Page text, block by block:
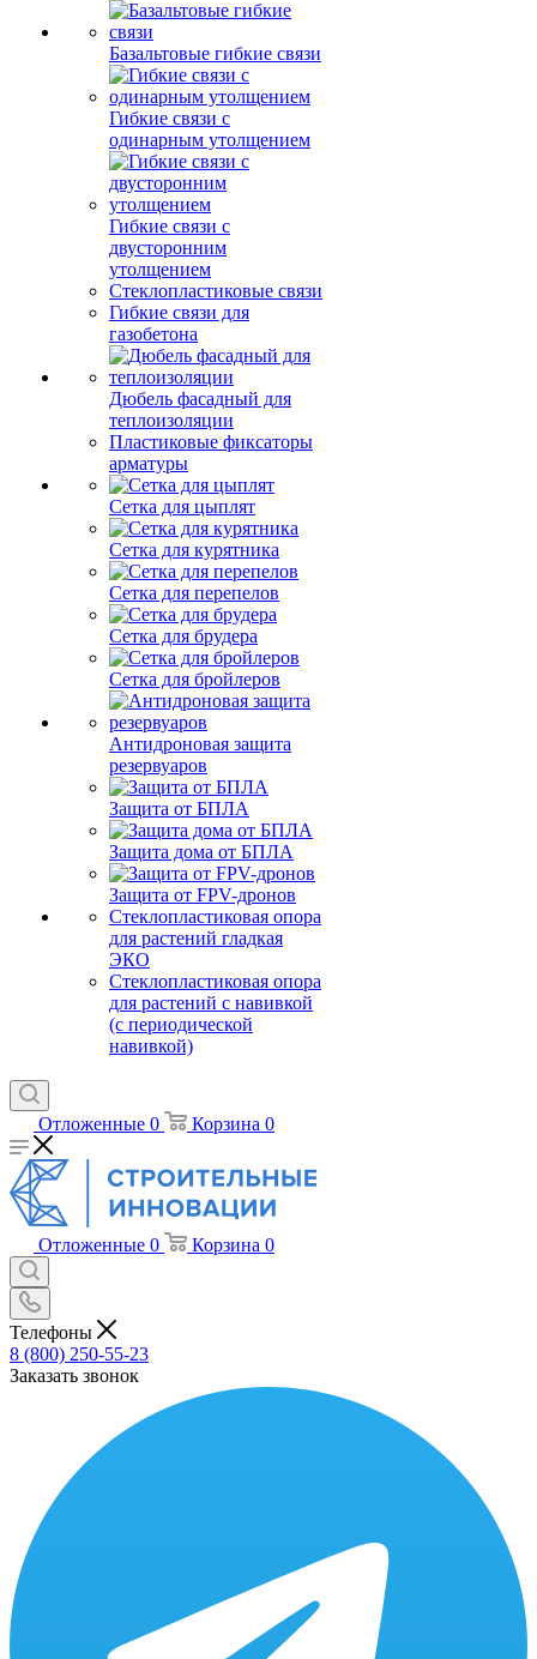
Базальтовые гибкие связи
Гибкие связи с
одинарным утолщением
Гибкие связи с
двусторонним
утолщением
Стеклопластиковые связи
Гибкие связи для
газобетона
Дюбель фасадный для
теплоизоляции
Пластиковые фиксаторы
арматуры
Сетка для цыплят
Сетка для курятника
Сетка для перепелов
Сетка для брудера
Сетка для бройлеров
Антидроновая защита
резервуаров
Защита от БПЛА
Защита дома от БПЛА
Защита от FPV-дронов
Стеклопластиковая опора
для растений гладкая
ЭКО
Стеклопластиковая опора
для растений с навивкой
(с периодической
навивкой)
Отложенные 0 Корзина 0
Отложенные 0 Корзина 0
Телефоны
8 (800) 250-55-23
Заказать звонок